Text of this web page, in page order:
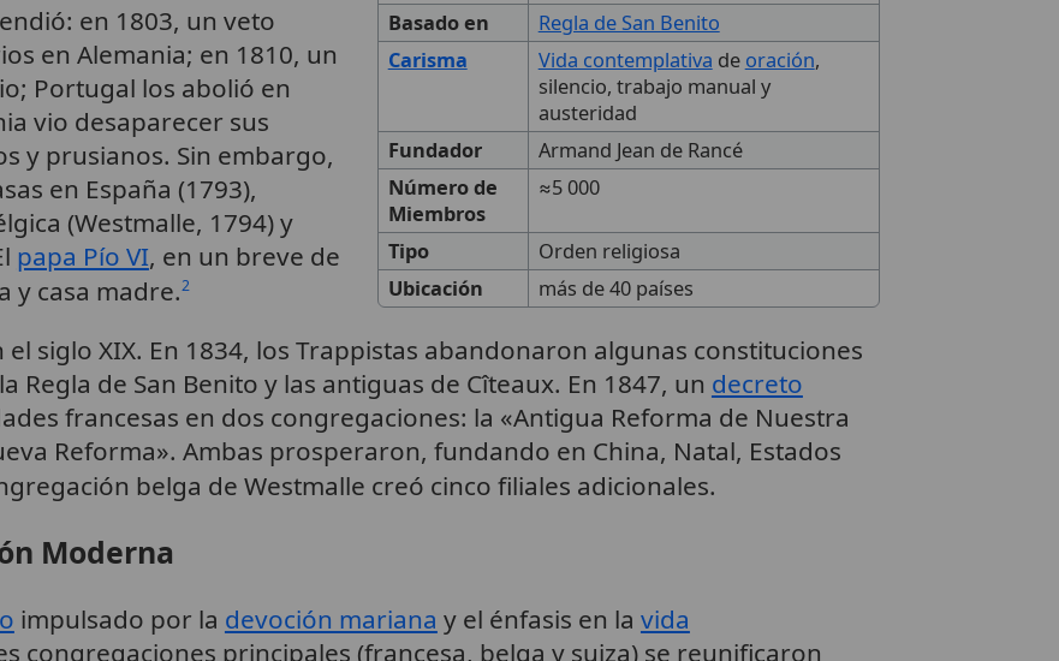
Basado en
Regla de San Benito
Carisma
Vida contemplativa de oración,
silencio, trabajo manual y
austeridad
Fundador
Armand Jean de Rancé
Número de
Miembros
≈5 000
Tipo
Orden religiosa
Ubicación
más de 40 países
en 1803, un veto
en Alemania; en 1810, un
Portugal los abolió en
vio desaparecer sus
y prusianos. Sin embargo,
en España (1793),
(Westmalle, 1794) y
papa Pío VI, en un breve de
y casa madre.2
siglo XIX. En 1834, los Trappistas abandonaron algunas constituciones
de San Benito y las antiguas de Cîteaux. En 1847, un decreto
francesas en dos congregaciones: la «Antigua Reforma de Nuestra
Reforma». Ambas prosperaron, fundando en China, Natal, Estados
belga de Westmalle creó cinco filiales adicionales.
Moderna
impulsado por la devoción mariana y el énfasis en la vida
congregaciones principales (francesa, belga y suiza) se reunificaron